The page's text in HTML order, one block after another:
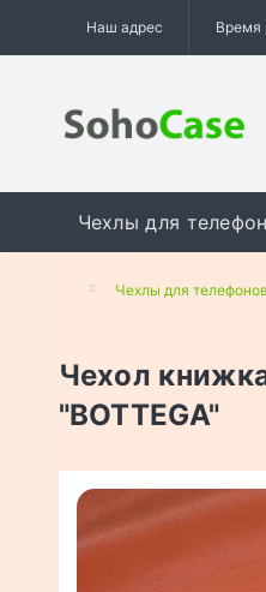
Наш адрес Время
Чехлы для
GOOGLE MEIZU
Чехлы для телефонов
Чехол
"BOTTEGA"